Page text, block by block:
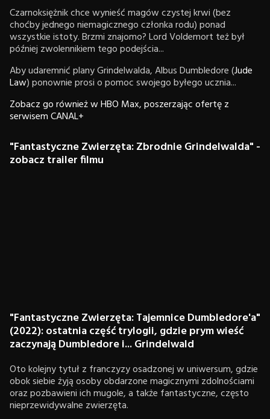
Czarnoksiężnik chce wynieść magów czystej krwi (bez
choćby jednego niemagicznego członka rodu) ponad
wszystkie istoty. Brzmi znajomo? Lord Voldemort też był
później zwolennikiem tego podejścia...
Aby udaremnić plany Grindelwalda, Albus Dumbledore (Jude
Law) ponownie prosi o pomoc swojego byłego ucznia...
Zobacz go również w HBO Max, poszerzając ofertę z
serwisem CANAL+
"Fantastyczne Zwierzęta: Zbrodnie Grindelwalda" -
zobacz trailer filmu
"Fantastyczne Zwierzęta: Tajemnice Dumbledore'a"
(2022): ostatnia część trylogii, gdzie prym wieść
zaczynają Dumbledore i... Grindelwald
Oto kolejny tytuł z franczyzy osadzonej w uniwersum, gdzie
obok siebie żyją osoby obdarzone magicznymi zdolnościami
oraz pozbawieni ich mugole, a także fantastyczne, często
nieprzewidywalne zwierzęta.